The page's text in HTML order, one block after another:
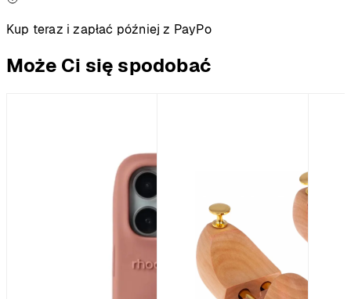
Kup teraz i zapłać później z PayPo
Może Ci się spodobać